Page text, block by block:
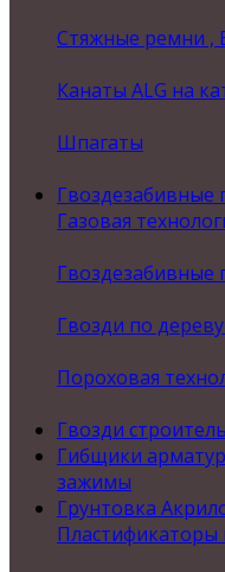
Стяжные ремни ,
Канаты ALG на
Шпагаты
Гвоздезабивные
Газовая
Гвоздезабивные
Гвозди по дереву
Пороховая
Гвозди
Гибщики
зажимы
Грунтовка
Пластификаторы